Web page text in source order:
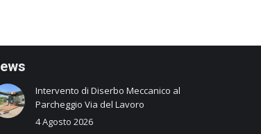
ews
Intervento di Diserbo Meccanico al
Parcheggio Via del Lavoro
4 Agosto 2026